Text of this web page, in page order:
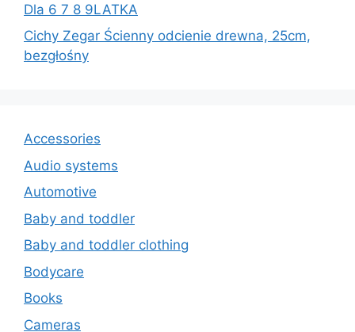
Dla 6 7 8 9LATKA
Cichy Zegar Ścienny odcienie drewna, 25cm,
bezgłośny
Accessories
Audio systems
Automotive
Baby and toddler
Baby and toddler clothing
Bodycare
Books
Cameras